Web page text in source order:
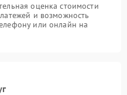
оценка стоимости
и возможность
или онлайн на